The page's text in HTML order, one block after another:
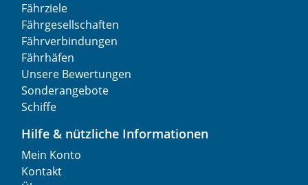
Fährziele
Fährgesellschaften
Fährverbindungen
Fährhäfen
Unsere Bewertungen
Sonderangebote
Schiffe
Hilfe & nützliche Informationen
Mein Konto
Kontakt